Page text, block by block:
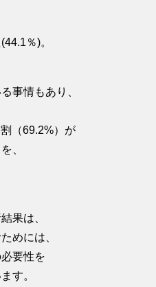
％)。
事情もあり、
（69.2%）が
、
果は、
めには、
要性を
す。